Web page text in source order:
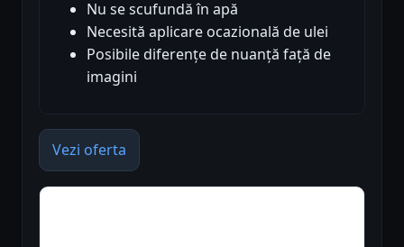
Nu se scufundă în apă
Necesită aplicare ocazională de ulei
Posibile diferențe de nuanță față de
imagini
Vezi oferta